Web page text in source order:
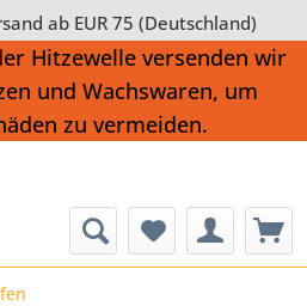
ab EUR 75 (Deutschland)
Hitzewelle versenden wir
und Wachswaren, um
zu vermeiden.